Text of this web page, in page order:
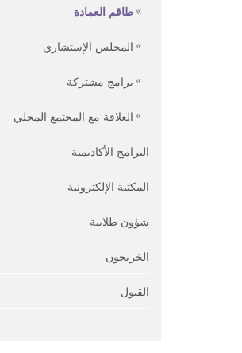
طاقم العمادة
المجلس الإستشاري
برامج مشتركة
العلاقة مع المجتمع المحلي
البرامج الأكاديمية
المكتبة الإلكترونية
شؤون طلابية
الخريجون
القبول